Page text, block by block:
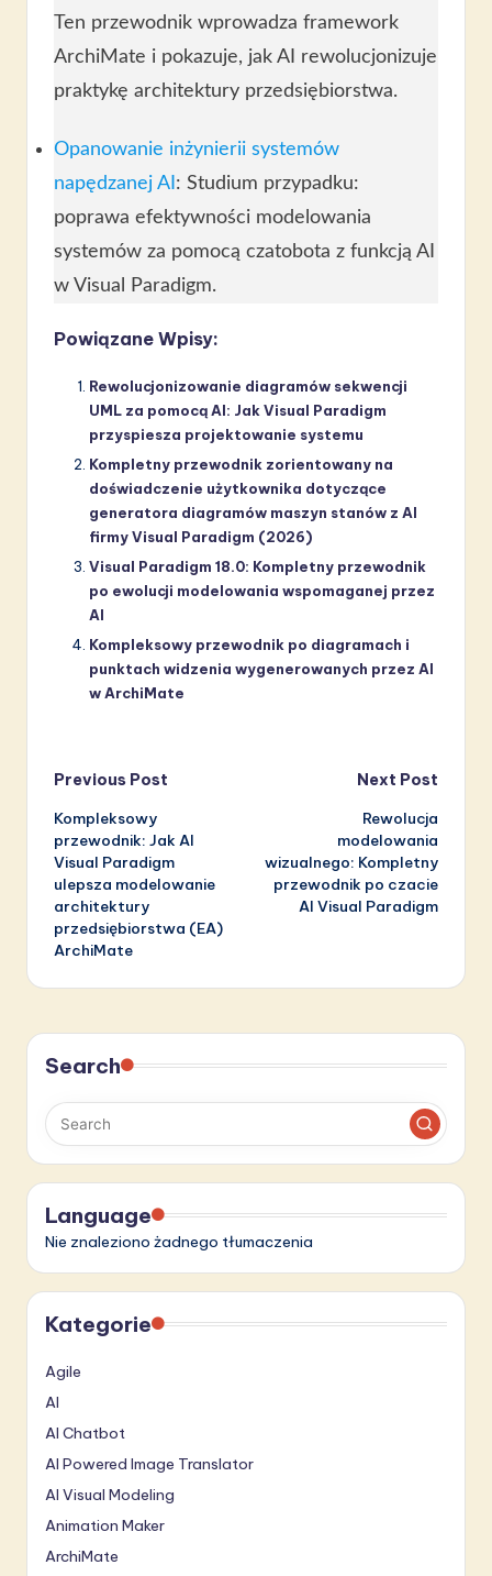
Ten przewodnik wprowadza framework
ArchiMate i pokazuje, jak AI rewolucjonizuje
praktykę architektury przedsiębiorstwa.
Opanowanie inżynierii systemów
napędzanej AI : Studium przypadku:
poprawa efektywności modelowania
systemów za pomocą czatobota z funkcją AI
w Visual Paradigm.
Powiązane Wpisy:
Rewolucjonizowanie diagramów sekwencji
UML za pomocą AI: Jak Visual Paradigm
przyspiesza projektowanie systemu
Kompletny przewodnik zorientowany na
doświadczenie użytkownika dotyczące
generatora diagramów maszyn stanów z AI
firmy Visual Paradigm (2026)
Visual Paradigm 18.0: Kompletny przewodnik
po ewolucji modelowania wspomaganej przez
AI
Kompleksowy przewodnik po diagramach i
punktach widzenia wygenerowanych przez AI
w ArchiMate
Post
navigation
Previous Post
Kompleksowy
przewodnik: Jak AI
Visual Paradigm
ulepsza modelowanie
architektury
przedsiębiorstwa (EA)
ArchiMate
Next Post
Rewolucja
modelowania
wizualnego: Kompletny
przewodnik po czacie
AI Visual Paradigm
Search
Language
Nie znaleziono żadnego tłumaczenia
Kategorie
Agile
AI
AI Chatbot
AI Powered Image Translator
AI Visual Modeling
Animation Maker
ArchiMate